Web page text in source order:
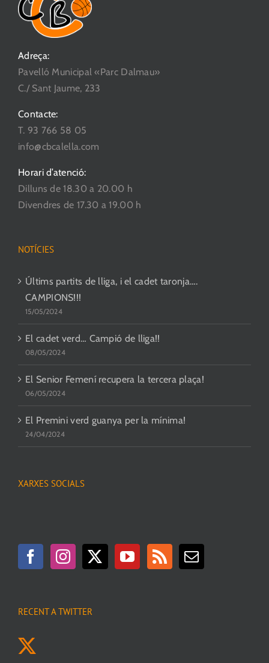
Adreça:
Pavelló Municipal «Parc Dalmau»
C./ Sant Jaume, 233
Contacte:
T. 93 766 58 05
info@cbcalella.com
Horari d’atenció:
Dilluns de 18.30 a 20.00 h
Divendres de 17.30 a 19.00 h
NOTÍCIES
Últims partits de lliga, i el cadet taronja….
CAMPIONS!!!
15/05/2024
El cadet verd… Campió de lliga!!
08/05/2024
El Senior Femení recupera la tercera plaça!
06/05/2024
El Premini verd guanya per la mínima!
24/04/2024
XARXES SOCIALS
RECENT A TWITTER